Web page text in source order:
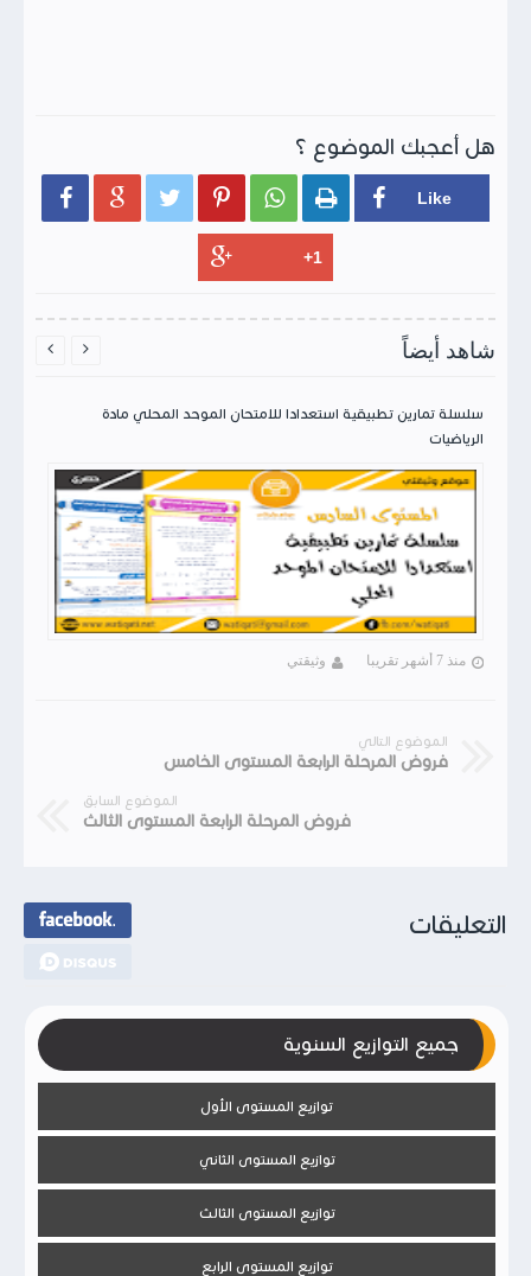
هل أعجبك الموضوع ؟
     
شاهد أيضاً
سلسلة تمارين تطبيقية استعدادا للامتحان الموحد المحلي مادة
الرياضيات
منذ 7 أشهر تقريبا وثيقتي
 
الموضوع التالي
فروض المرحلة الرابعة المستوى الخامس
الموضوع السابق
فروض المرحلة الرابعة المستوى الثالث
التعليقات
جميع التوازيع السنوية
توازيع المستوى الأول
توازيع المستوى الثاني
توازيع المستوى الثالث
توازيع المستوى الرابع